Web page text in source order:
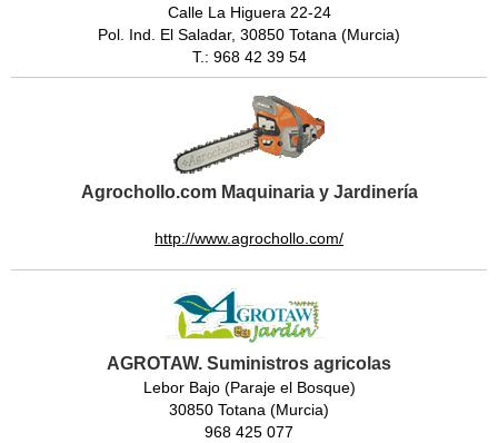
Calle La Higuera 22-24
Pol. Ind. El Saladar, 30850 Totana (Murcia)
T.: 968 42 39 54
Agrochollo.com Maquinaria y Jardinería
http://www.agrochollo.com/
AGROTAW. Suministros agricolas
Lebor Bajo (Paraje el Bosque)
30850 Totana (Murcia)
968 425 077